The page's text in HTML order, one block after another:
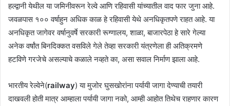
हल्द्वानी येथील या जमिनीवरून रेल्वे आणि रहिवासी यांच्यातील वाद फार जुना आहे.
जवळपास १०० वर्षाहुन अधिक काळ हे रहिवासी येथे अनधिकृतपणे राहत आहे. या
अनधिकृत जागेवर वर्षानुवर्षे सरकारी रूग्णालय, शाळा, बाजारपेठा हे सारे गेल्या
अनेक वर्षांत बिनदिक्कत वसविले गेले तेव्हा सरकारी यंत्रणेला ही अतिक्रमणे
हटविणे गरजेचे असल्याचे कळाले नव्हते का, असा सवाल निर्माण झाला आहे.
भारतीय रेल्वेने(railway) या मुजोर घुसखोरांना पर्यायी जागा देण्याची तयारी
दाखवली होती मात्र आम्हाला पर्यायी जागा नको, आम्ही आहोत तिथेच राहणार कारण